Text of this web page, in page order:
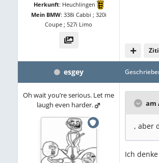
Herkunft: Heuchlingen
Mein BMW: 338i Cabbi ; 320i
Coupe ; 527i Limo
esgey
Oh wait you’re serious. Let me
laugh even harder.
am
, aber
Ich